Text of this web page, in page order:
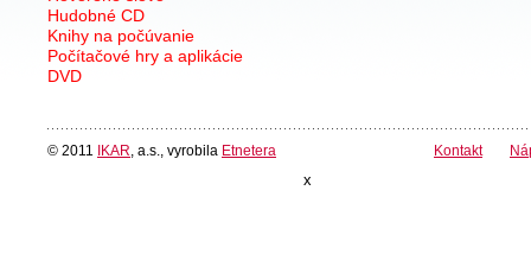
Hudobné CD
Knihy na počúvanie
Počítačové hry a aplikácie
DVD
© 2011 IKAR , a.s., vyrobila Etnetera Kontakt
x